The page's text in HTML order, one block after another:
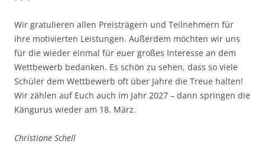
Wir gratulieren allen Preisträgern und Teilnehmern für
ihre motivierten Leistungen. Außerdem möchten wir uns
für die wieder einmal für euer großes Interesse an dem
Wettbewerb bedanken. Es schön zu sehen, dass so viele
Schüler dem Wettbewerb oft über Jahre die Treue halten!
Wir zählen auf Euch auch im Jahr 2027 – dann springen die
Kängurus wieder am 18. März.
Christiane Schell